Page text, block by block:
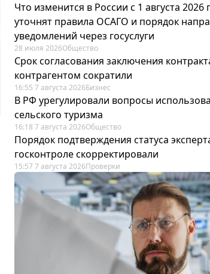
Что изменится в России с 1 августа 2026
уточнят правила ОСАГО и порядок
уведомлений через госуслуги
28 июля 2026Общество
Срок согласования заключения
контрагентом сократили
16:55 7 августа 2026Бизнес
В РФ урегулировали вопросы
сельского туризма
16:18 7 августа 2026Общество
Порядок подтверждения статуса
госконтроле скорректировали
15:57 7 августа 2026Проверки